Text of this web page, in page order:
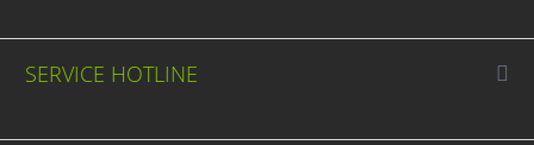
SERVICE HOTLINE